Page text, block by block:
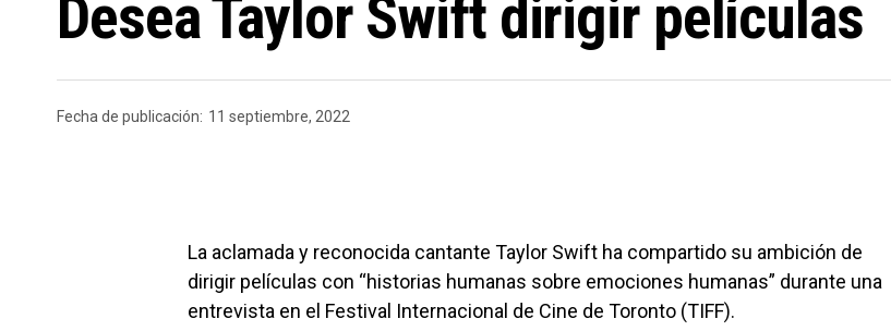
Desea Taylor Swift dirigir películas
Fecha de publicación: 11 septiembre, 2022
La aclamada y reconocida cantante Taylor Swift ha compartido su ambición de
dirigir películas con “historias humanas sobre emociones humanas” durante una
entrevista en el Festival Internacional de Cine de Toronto (TIFF).